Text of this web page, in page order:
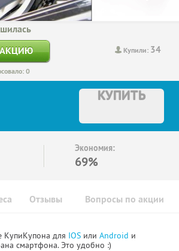
Купили: 34
АКЦИЮ
0
КУПИТЬ
Экономия:
69%
Отзывы Вопросы по акции
КупиКупона для IOS или Android и
смартфона. Это удобно :)